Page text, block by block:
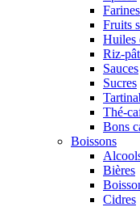
Farines
Fruits
Huiles
Riz-
Sauces
Sucres
Thé-
Bons
Boissons
Bières
Cidres